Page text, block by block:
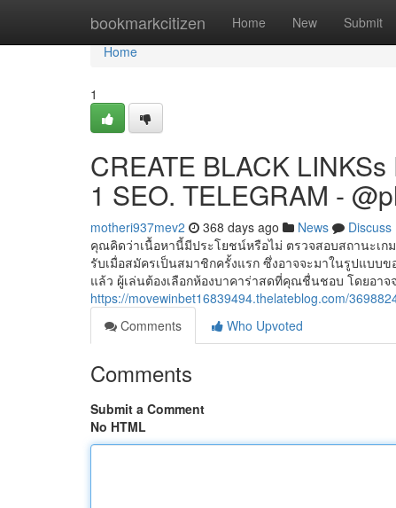
bookmarkcitizen Home New Submit
Home
Home
1
CREATE BLACK
1 SEO. TELEGRAM -
motheri937mev2 368 days ago News
Discuss
คุณคิดว่าเนื้อหานี้มีประโยชน์หรือไม่ ตรวจสอบสถานะเ
รับเมื่อสมัครเป็นสมาชิกครั้งแรก ซึ่งอาจจะมาในรูปแบบข
แล้ว ผู้เล่นต้องเลือกห้องบาคาร่าสดที่คุณชื่นชอบ โดยอา
https://movewinbet16839494.thelateblog.com/
Comments
Who Upvoted
Comments
Submit a Comment
No HTML